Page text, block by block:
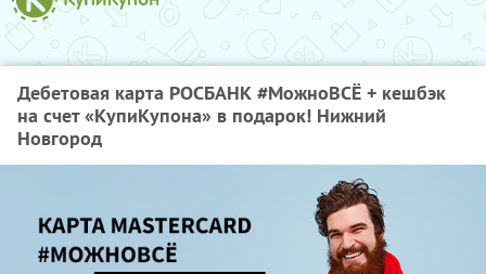
Дебетовая карта РОСБАНК #МожноВСЁ + кешбэк
на счет «КупиКупона» в подарок! Нижний
Новгород